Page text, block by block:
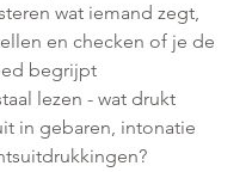
wat iemand zegt,
en checken of je de
begrijpt
lezen - wat drukt
in gebaren, intonatie